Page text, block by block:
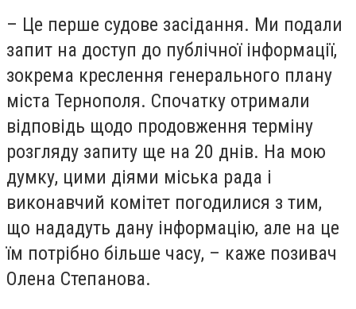
– Це перше судове засідання. Ми подали
запит на доступ до публічної інформації,
зокрема креслення генерального плану
міста Тернополя. Спочатку отримали
відповідь щодо продовження терміну
розгляду запиту ще на 20 днів. На мою
думку, цими діями міська рада і
виконавчий комітет погодилися з тим,
що нададуть дану інформацію, але на це
їм потрібно більше часу, – каже позивач
Олена Степанова.